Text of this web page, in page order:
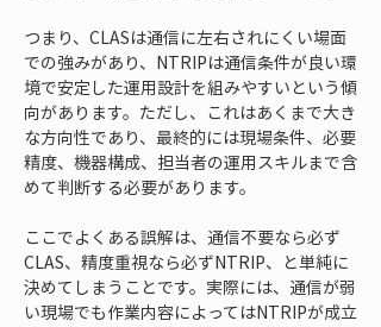
つまり、CLASは通信に左右されにくい場面
での強みがあり、NTRIPは通信条件が良い環
境で安定した運用設計を組みやすいという傾
向があります。ただし、これはあくまで大き
な方向性であり、最終的には現場条件、必要
精度、機器構成、担当者の運用スキルまで含
めて判断する必要があります。
ここでよくある誤解は、通信不要なら必ず
CLAS、精度重視なら必ずNTRIP、と単純に
決めてしまうことです。実際には、通信が弱
い現場でも作業内容によってはNTRIPが成立